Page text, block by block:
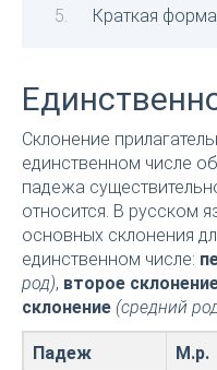
Краткая форма
Склонение
единственном числе
падежа
относится. В русском
основных склонения
единственном числе:
род), второе
склонение (средний
Падеж М.р.